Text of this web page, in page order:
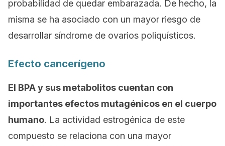
probabilidad de quedar embarazada. De hecho, la
misma se ha asociado con un mayor riesgo de
desarrollar síndrome de ovarios poliquísticos.
Efecto cancerígeno
El BPA y sus metabolitos cuentan con
importantes efectos mutagénicos en el cuerpo
humano. La actividad estrogénica de este
compuesto se relaciona con una mayor